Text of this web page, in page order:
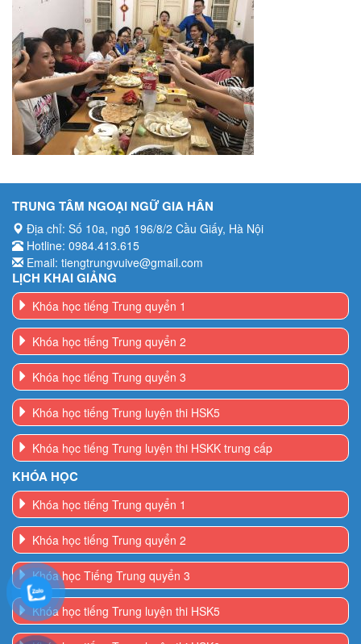
TRUNG TÂM NGOẠI NGỮ GIA HÂN
Địa chỉ: Số 10a, ngõ 196/8/2 Cầu Giấy, Hà Nội
Hotline: 0984.413.615
Email: tiengtrungvuive@gmail.com
LỊCH KHAI GIẢNG
Khóa học tiếng Trung quyển 1
Khóa học tiếng Trung quyển 2
Khóa học tiếng Trung quyển 3
Khóa học tiếng Trung luyện thi HSK5
Khóa học tiếng Trung luyện thi HSKK trung cấp
KHÓA HỌC
Khóa học tiếng Trung quyển 1
Khóa học tiếng Trung quyển 2
Khóa học Tiếng Trung quyển 3
Khóa học tiếng Trung luyện thi HSK5